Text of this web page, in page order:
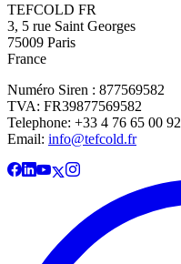
TEFCOLD FR
3, 5 rue Saint Georges
75009 Paris
France
Numéro Siren : 877569582
TVA: FR39877569582
Telephone: +33 4 76 65 00 92
Email: info@tefcold.fr